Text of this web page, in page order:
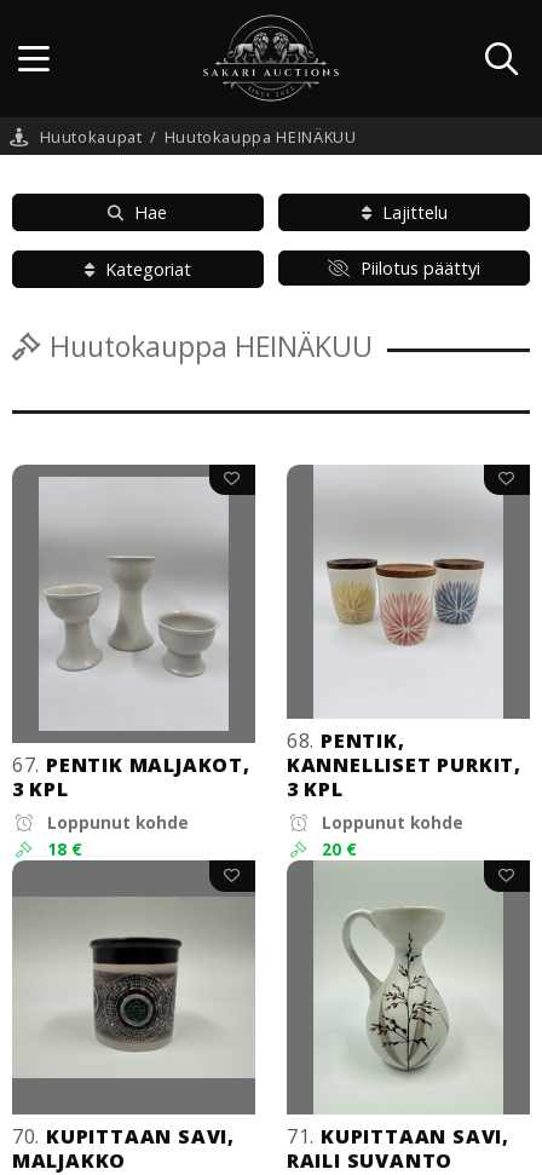
Huutokaupat / Huutokauppa HEINÄKUU
Hae Lajittelu
Kategoriat Piilotus päättyi
Huutokauppa HEINÄKUU
67. PENTIK MALJAKOT,
3 KPL
Loppunut kohde
18 €
68. PENTIK,
KANNELLISET PURKIT,
3 KPL
Loppunut kohde
20 €
70. KUPITTAAN SAVI,
MALJAKKO
71. KUPITTAAN SAVI,
RAILI SUVANTO